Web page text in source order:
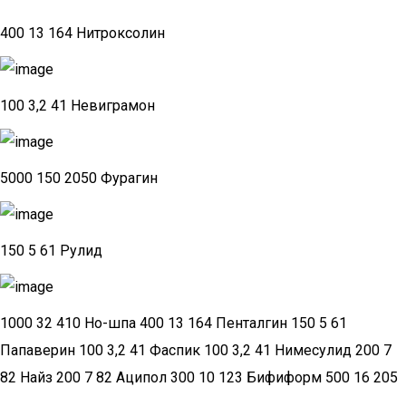
400 13 164 Нитроксолин
100 3,2 41 Невиграмон
5000 150 2050 Фурагин
150 5 61 Рулид
1000 32 410 Но-шпа 400 13 164 Пенталгин 150 5 61
Папаверин 100 3,2 41 Фаспик 100 3,2 41 Нимесулид 200 7
82 Найз 200 7 82 Аципол 300 10 123 Бифиформ 500 16 205